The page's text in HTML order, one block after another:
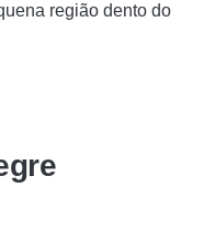
região dento do